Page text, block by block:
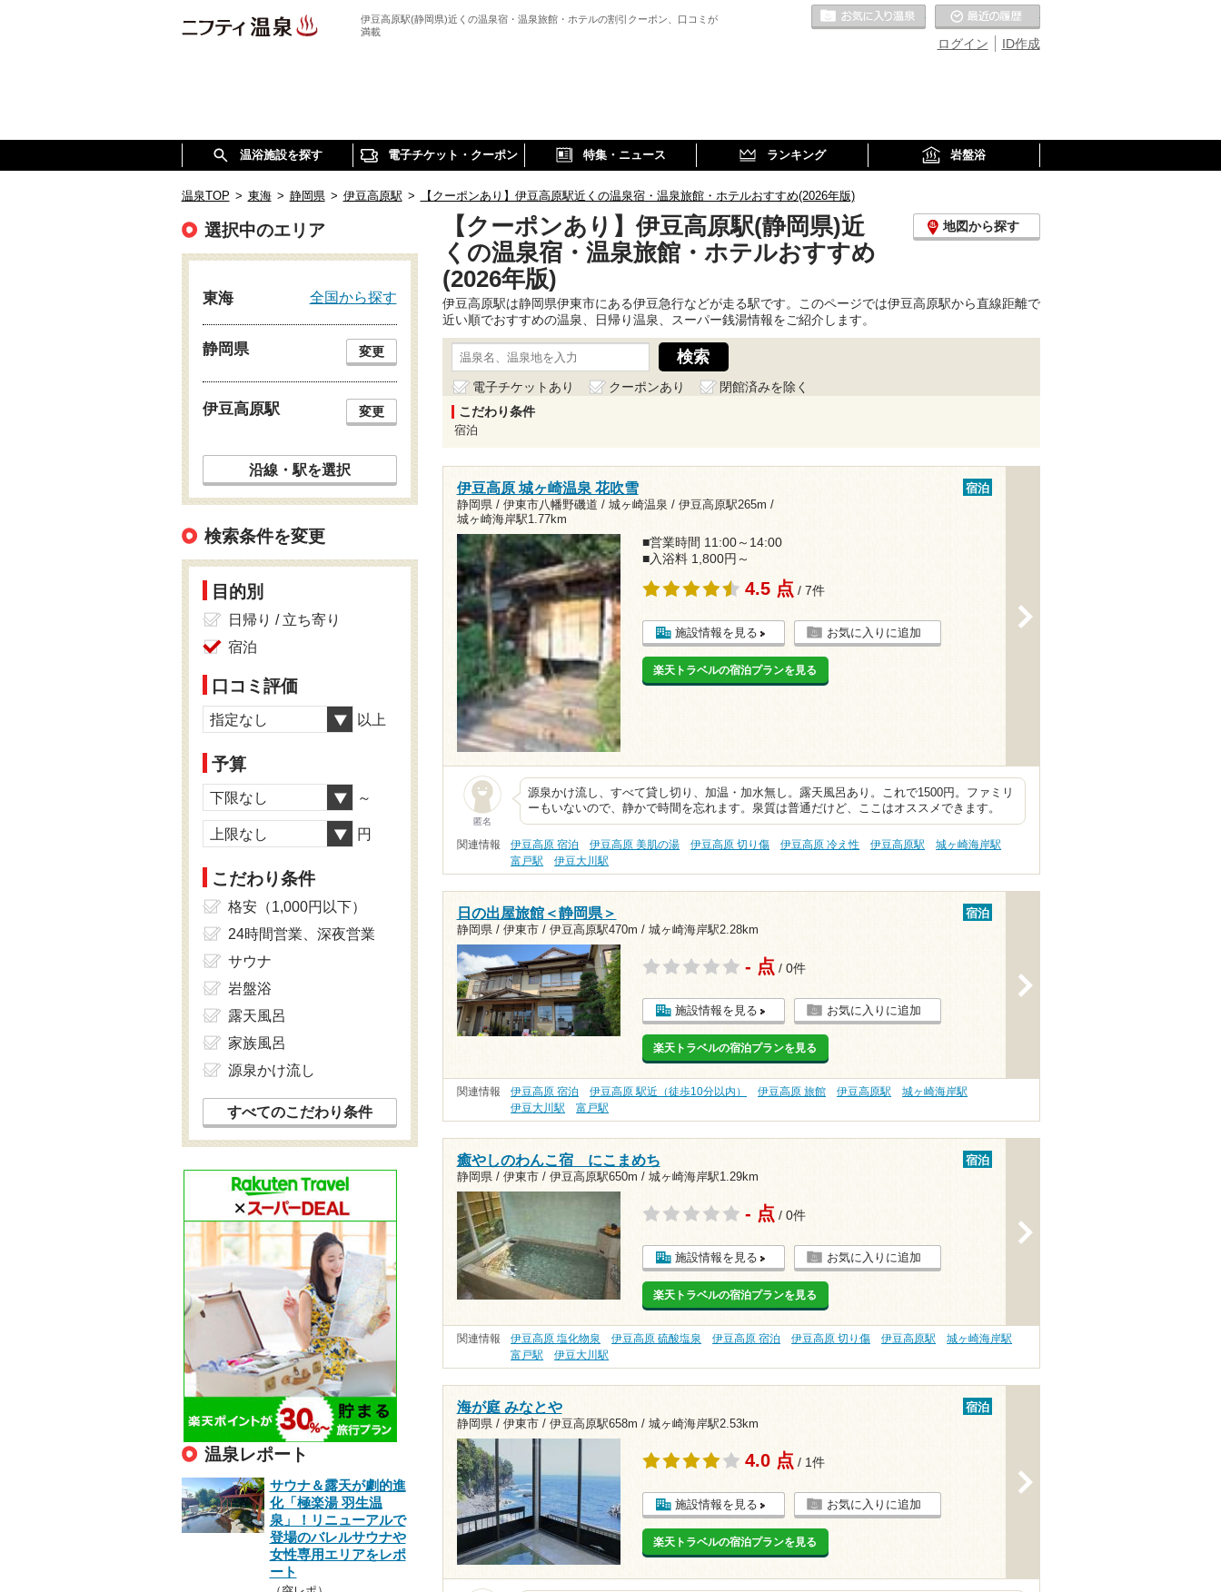
伊豆高原駅(静岡県)近くの温泉宿・温泉旅館・ホテルの割引クーポン、口コミが
満載
ID作成
ログイン
お気に入りの温泉
温浴施設を探す 電子チケット・クーポン 特集・ニュース ランキング 岩盤浴
温泉TOP > 東海 > 静岡県 > 伊豆高原駅 > 【クーポンあり】伊豆高原駅近くの温泉宿・温泉旅館・ホテルおすすめ(2026年版)
【クーポンあり】伊豆高原駅(静岡県)近
くの温泉宿・温泉旅館・ホテルおすすめ
(2026年版)
地図から探す
伊豆高原駅は静岡県伊東市にある伊豆急行などが走る駅です。このページでは伊豆高原駅から直線距離で
近い順でおすすめの温泉、日帰り温泉、スーパー銭湯情報をご紹介します。
電子チケットあり クーポンあり
閉館済みを除く
こだわり条件
宿泊
伊豆高原 城ヶ崎温泉 花吹雪
静岡県 / 伊東市八幡野磯道 / 城ヶ崎温泉 / 伊豆高原駅265m /
城ヶ崎海岸駅1.77km
宿泊
■営業時間 11:00～14:00
■入浴料 1,800円～
4.5 点 / 7件
施設情報を見る お気に入りに追加
楽天トラベルの宿泊プランを見る
匿名
源泉かけ流し、すべて貸し切り、加温・加水無し。露天風呂あり。これで1500円。ファミリ
ーもいないので、静かで時間を忘れます。泉質は普通だけど、ここはオススメできます。
関連情報 伊豆高原 宿泊 伊豆高原 美肌の湯 伊豆高原 切り傷 伊豆高原 冷え性 伊豆高原駅
城ヶ崎海岸駅
富戸駅
伊豆大川駅
日の出屋旅館＜静岡県＞
静岡県 / 伊東市 / 伊豆高原駅470m / 城ヶ崎海岸駅2.28km
宿泊
- 点 / 0件
施設情報を見る お気に入りに追加
楽天トラベルの宿泊プランを見る
関連情報 伊豆高原 宿泊 伊豆高原 駅近（徒歩10分以内） 伊豆高原 旅館 伊豆高原駅
城ヶ崎海岸駅
伊豆大川駅
富戸駅
癒やしのわんこ宿 にこまめち
静岡県 / 伊東市 / 伊豆高原駅650m / 城ヶ崎海岸駅1.29km
宿泊
- 点 / 0件
施設情報を見る お気に入りに追加
楽天トラベルの宿泊プランを見る
関連情報 伊豆高原 塩化物泉 伊豆高原 硫酸塩泉 伊豆高原 宿泊 伊豆高原 切り傷 伊豆高原駅
城ヶ崎海岸駅
富戸駅
伊豆大川駅
海が庭 みなとや
静岡県 / 伊東市 / 伊豆高原駅658m / 城ヶ崎海岸駅2.53km
宿泊
4.0 点 / 1件
施設情報を見る お気に入りに追加
楽天トラベルの宿泊プランを見る
選択中のエリア
東海 全国から探す
静岡県 変更
伊豆高原駅 変更
沿線・駅を選択
検索条件を変更
目的別
日帰り / 立ち寄り
宿泊
口コミ評価
指定なし 以上
予算
下限なし ～
上限なし 円
こだわり条件
格安（1,000円以下）
24時間営業、深夜営業
サウナ
岩盤浴
露天風呂
家族風呂
源泉かけ流し
すべてのこだわり条件
温泉レポート
サウナ＆露天が劇的進
化「極楽湯 羽生温
泉」！リニューアルで
登場のバレルサウナや
女性専用エリアをレポ
ート